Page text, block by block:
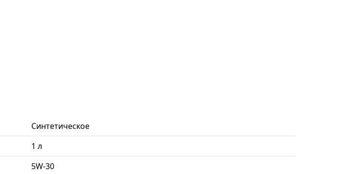
Синтетическое
1 л
5W-30